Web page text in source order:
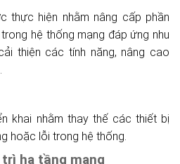
thực hiện nhằm nâng cấp phần
hệ thống mạng đáp ứng nhu
thiện các tính năng, nâng cao
khai nhằm thay thế các thiết bị
hoặc lỗi trong hệ thống.
hạ tầng mạng